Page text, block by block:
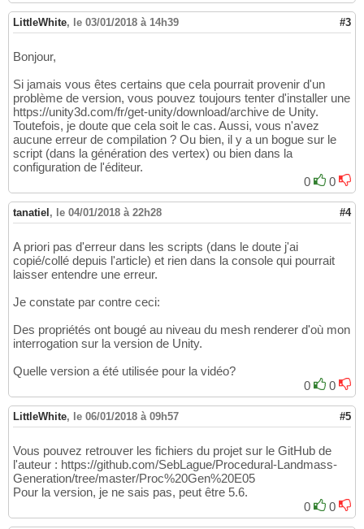
LittleWhite, le 03/01/2018 à 14h39 #3
Bonjour,
Si jamais vous êtes certains que cela pourrait provenir d'un
problème de version, vous pouvez toujours tenter d'installer une
https://unity3d.com/fr/get-unity/download/archive de Unity.
Toutefois, je doute que cela soit le cas. Aussi, vous n'avez
aucune erreur de compilation ? Ou bien, il y a un bogue sur le
script (dans la génération des vertex) ou bien dans la
configuration de l'éditeur.
0
0
tanatiel , le 04/01/2018 à 22h28 #4
A priori pas d'erreur dans les scripts (dans le doute j'ai
copié/collé depuis l'article) et rien dans la console qui pourrait
laisser entendre une erreur.
Je constate par contre ceci:
Des propriétés ont bougé au niveau du mesh renderer d'où mon
interrogation sur la version de Unity.
Quelle version a été utilisée pour la vidéo?
0
0
LittleWhite, le 06/01/2018 à 09h57 #5
Vous pouvez retrouver les fichiers du projet sur le GitHub de
l'auteur : https://github.com/SebLague/Procedural-Landmass-
Generation/tree/master/Proc%20Gen%20E05
Pour la version, je ne sais pas, peut être 5.6.
0
0